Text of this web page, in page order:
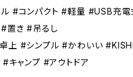
#コンパクト #軽量 #USB充
置き #吊るし
上 #シンプル #かわいい
キャンプ #アウトドア